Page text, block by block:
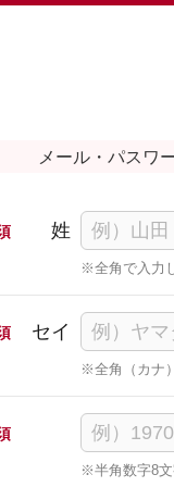
メール・ パスワ
姓
※全角で入力
セイ
※全角（カナ
※半角数字8